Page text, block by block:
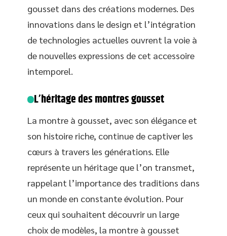
gousset dans des créations modernes. Des
innovations dans le design et l’intégration
de technologies actuelles ouvrent la voie à
de nouvelles expressions de cet accessoire
intemporel.
L’héritage des montres gousset
La montre à gousset, avec son élégance et
son histoire riche, continue de captiver les
cœurs à travers les générations. Elle
représente un héritage que l’on transmet,
rappelant l’importance des traditions dans
un monde en constante évolution. Pour
ceux qui souhaitent découvrir un large
choix de modèles, la montre à gousset